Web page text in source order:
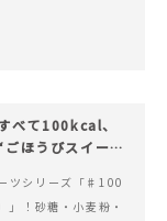
べて100kcal、
ごほうびスイー
ツシリーズ「♯100
」！砂糖・小麦粉・